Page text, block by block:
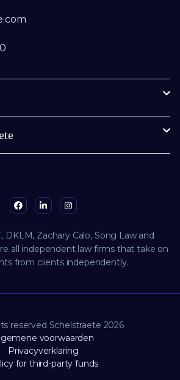
DKLM, Zachary Calo, Song Law and
all independent law firms that take on
from clients independently.
reserved Schelstraete 2026
voorwaarden
Privacyverklaring
for third-party funds